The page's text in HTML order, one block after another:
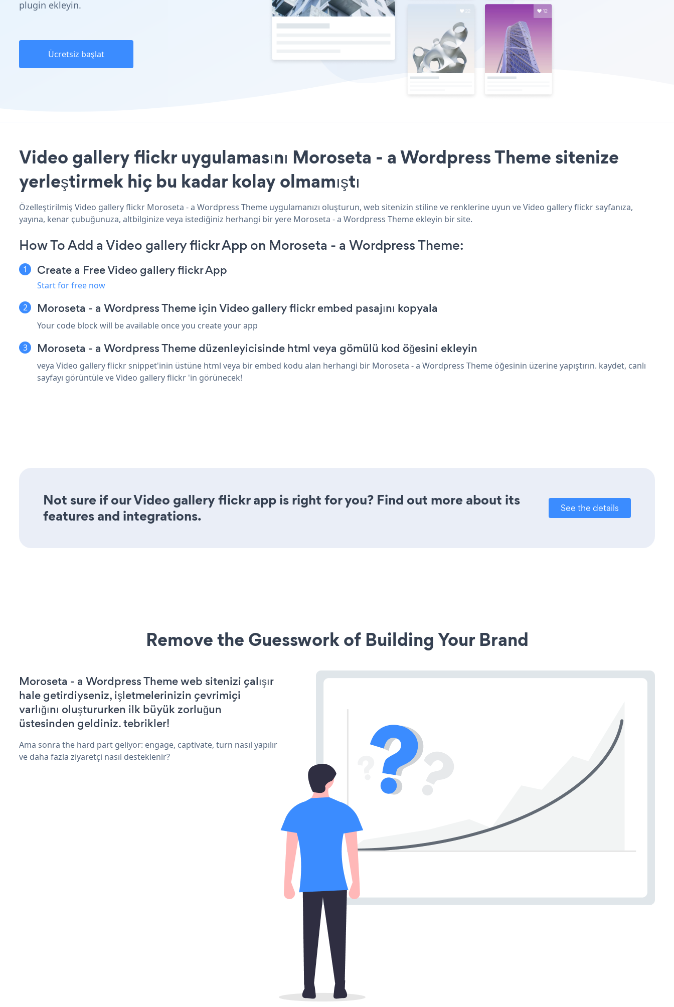
plugin ekleyin.
Ücretsiz başlat
Video gallery flickr uygulamasını Moroseta - a Wordpress Theme sitenize
yerleştirmek hiç bu kadar kolay olmamıştı
Özelleştirilmiş Video gallery flickr Moroseta - a Wordpress Theme uygulamanızı oluşturun, web sitenizin stiline ve renklerine uyun ve Video gallery flickr sayfanıza,
yayına, kenar çubuğunuza, altbilginize veya istediğiniz herhangi bir yere Moroseta - a Wordpress Theme ekleyin bir site.
How To Add a Video gallery flickr App on Moroseta - a Wordpress Theme:
Create a Free Video gallery flickr App
Start for free now
Moroseta - a Wordpress Theme için Video gallery flickr embed pasajını kopyala
Your code block will be available once you create your app
Moroseta - a Wordpress Theme düzenleyicisinde html veya gömülü kod öğesini ekleyin
veya Video gallery flickr snippet'inin üstüne html veya bir embed kodu alan herhangi bir Moroseta - a Wordpress Theme öğesinin üzerine yapıştırın. kaydet, canlı
sayfayı görüntüle ve Video gallery flickr 'in görünecek!
Not sure if our Video gallery flickr app is right for you? Find out more about its
features and integrations.
See the details
Remove the Guesswork of Building Your Brand
Moroseta - a Wordpress Theme web sitenizi çalışır
hale getirdiyseniz, işletmelerinizin çevrimiçi
varlığını oluştururken ilk büyük zorluğun
üstesinden geldiniz. tebrikler!
Ama sonra the hard part geliyor: engage, captivate, turn nasıl yapılır
ve daha fazla ziyaretçi nasıl desteklenir?